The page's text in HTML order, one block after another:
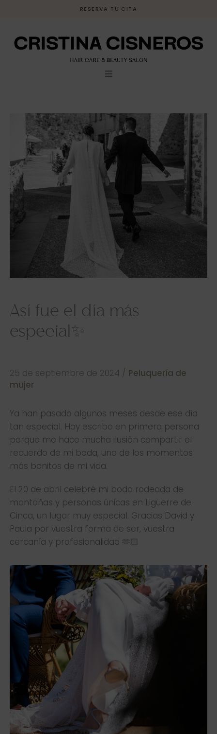
contenido
RESERVA TU CITA
Así fue el día más
especial✨
25 de septiembre de 2024 / Peluquería de
mujer
Ya han pasado algunos meses desde ese día
tan especial. Hoy escribo en primera persona
porque me hace mucha ilusión compartir el
recuerdo de mi boda, uno de los momentos
más bonitos de mi vida.
El 20 de abril celebré mi boda rodeada de
montañas y personas únicas en Ligüerre de
Cinca, un lugar muy especial. Gracias David y
Paula por vuestra forma de ser, vuestra
cercanía y profesionalidad 🫶🏻